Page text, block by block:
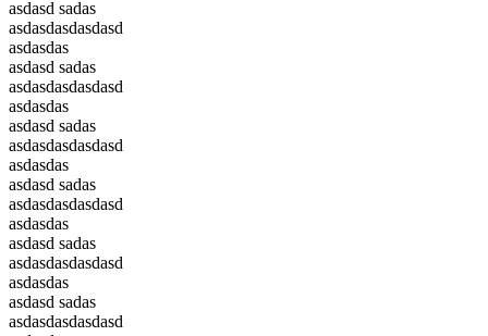
asdasd sadas
asdasdasdasdasd
asdasdas
asdasd sadas
asdasdasdasdasd
asdasdas
asdasd sadas
asdasdasdasdasd
asdasdas
asdasd sadas
asdasdasdasdasd
asdasdas
asdasd sadas
asdasdasdasdasd
asdasdas
asdasd sadas
asdasdasdasdasd